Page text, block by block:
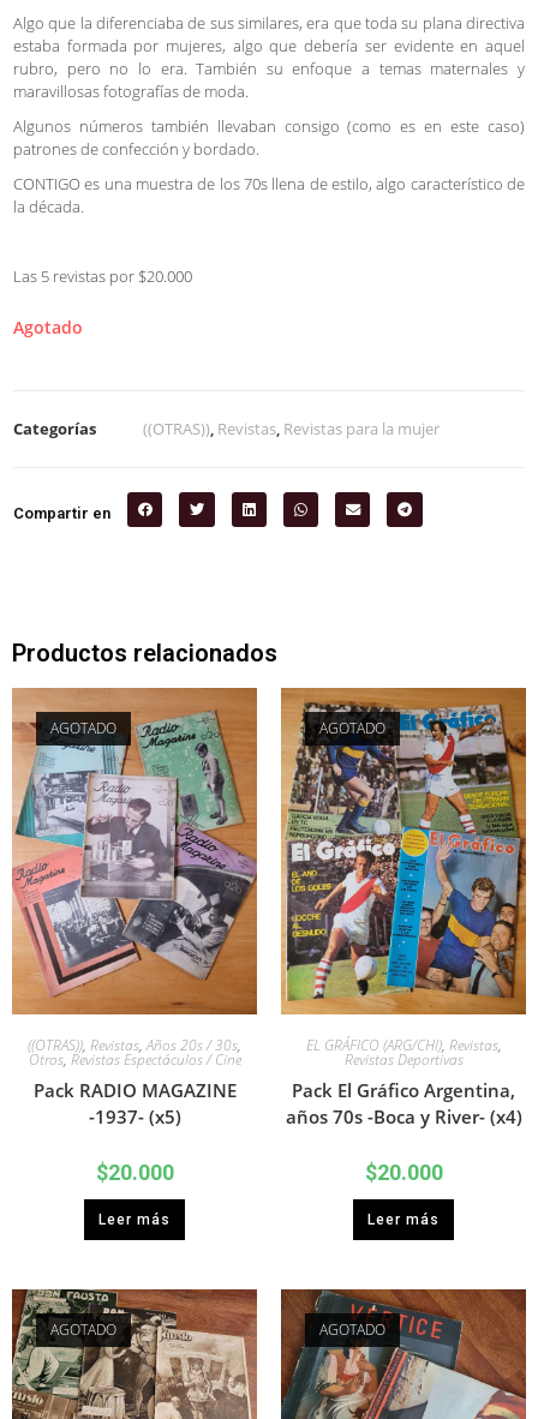
Algo que la diferenciaba de sus similares, era que toda su plana directiva
estaba formada por mujeres, algo que debería ser evidente en aquel
rubro, pero no lo era. También su enfoque a temas maternales y
maravillosas fotografías de moda.
Algunos números también llevaban consigo (como es en este caso)
patrones de confección y bordado.
CONTIGO es una muestra de los 70s llena de estilo, algo característico de
la década.
Las 5 revistas por $20.000
Agotado
Categorías ((OTRAS)), Revistas, Revistas para la mujer
Compartir en
Productos relacionados
AGOTADO
((OTRAS)), Revistas,Años 20s / 30s,
Otros, Revistas Espectáculos / Cine
Pack RADIO MAGAZINE
-1937- (x5)
$20.000
Leer más
AGOTADO
EL GRÁFICO (ARG/CHI), Revistas,
Revistas Deportivas
Pack El Gráfico Argentina,
años 70s -Boca y River- (x4)
$20.000
Leer más
AGOTADO AGOTADO